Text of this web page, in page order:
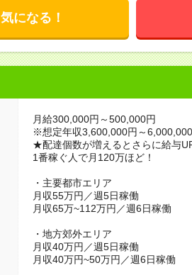
気になる！
月給300,000円～500,000円
※想定年収3,600,000円～
★配達個数が増えるとさらに給与
1番稼ぐ人で月120万ほど！
・主要都市エリア
月収55万円／週5日稼働
月収65万~112万円／週6日稼働
・地方郊外エリア
月収40万円／週5日稼働
月収40万円~50万円／週6日稼働